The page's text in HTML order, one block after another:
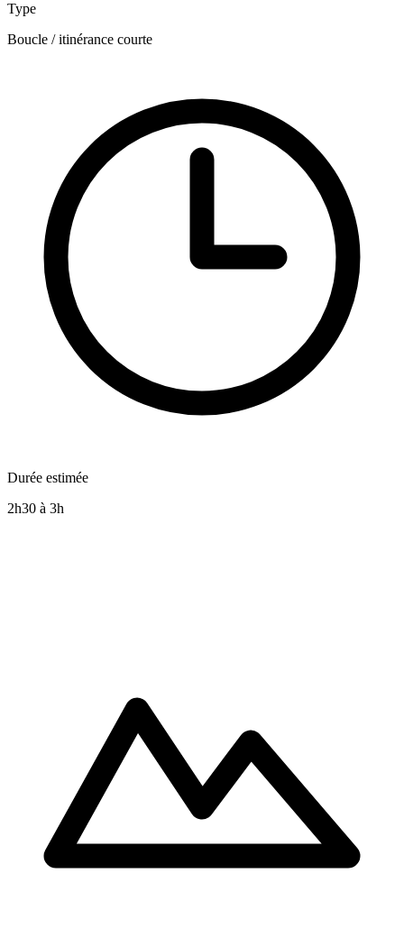
Type
Boucle / itinérance courte
Durée estimée
2h30 à 3h